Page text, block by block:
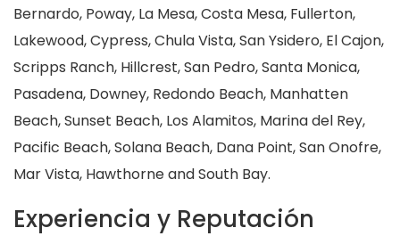
Bernardo, Poway, La Mesa, Costa Mesa, Fullerton,
Lakewood, Cypress, Chula Vista, San Ysidero, El Cajon,
Scripps Ranch, Hillcrest, San Pedro, Santa Monica,
Pasadena, Downey, Redondo Beach, Manhatten
Beach, Sunset Beach, Los Alamitos, Marina del Rey,
Pacific Beach, Solana Beach, Dana Point, San Onofre,
Mar Vista, Hawthorne and South Bay.
Experiencia y Reputación